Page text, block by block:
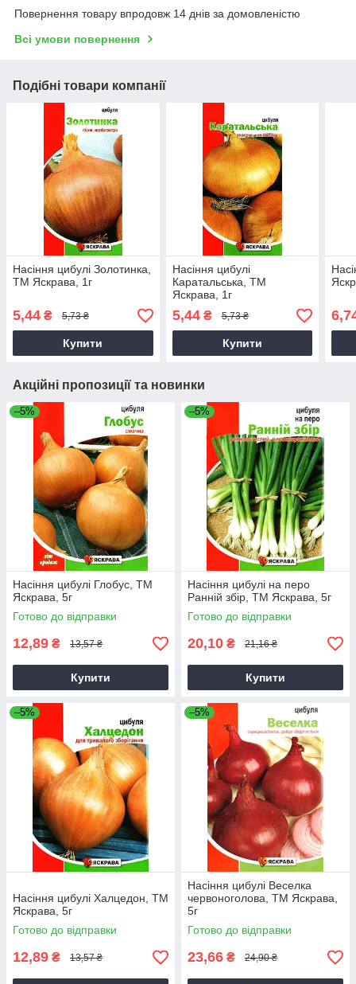
Повернення товару впродовж 14 днів за домовленістю
Всі умови повернення
Подібні товари компанії
Насіння цибулі Золотинка,
ТМ Яскрава, 1г
5,44 ₴ 5,73 ₴
Купити
Насіння цибулі
Каратальська, ТМ
Яскрава, 1г
5,44₴ 5,73 ₴
Купити
Акційні пропозиції та новинки
–5%
Насіння цибулі Глобус, ТМ
Яскрава, 5г
Готово до відправки
12,89 ₴ 13,57 ₴
Купити
–5%
Насіння цибулі на перо
Ранній збір, ТМ Яскрава, 5г
Готово до відправки
20,10 ₴ 21,16 ₴
Купити
–5%
Насіння цибулі Халцедон, ТМ
Яскрава, 5г
Готово до відправки
12,89 ₴ 13,57 ₴
–5%
Насіння цибулі Веселка
червоноголова, ТМ Яскрава,
5г
Готово до відправки
23,66 ₴ 24,90 ₴